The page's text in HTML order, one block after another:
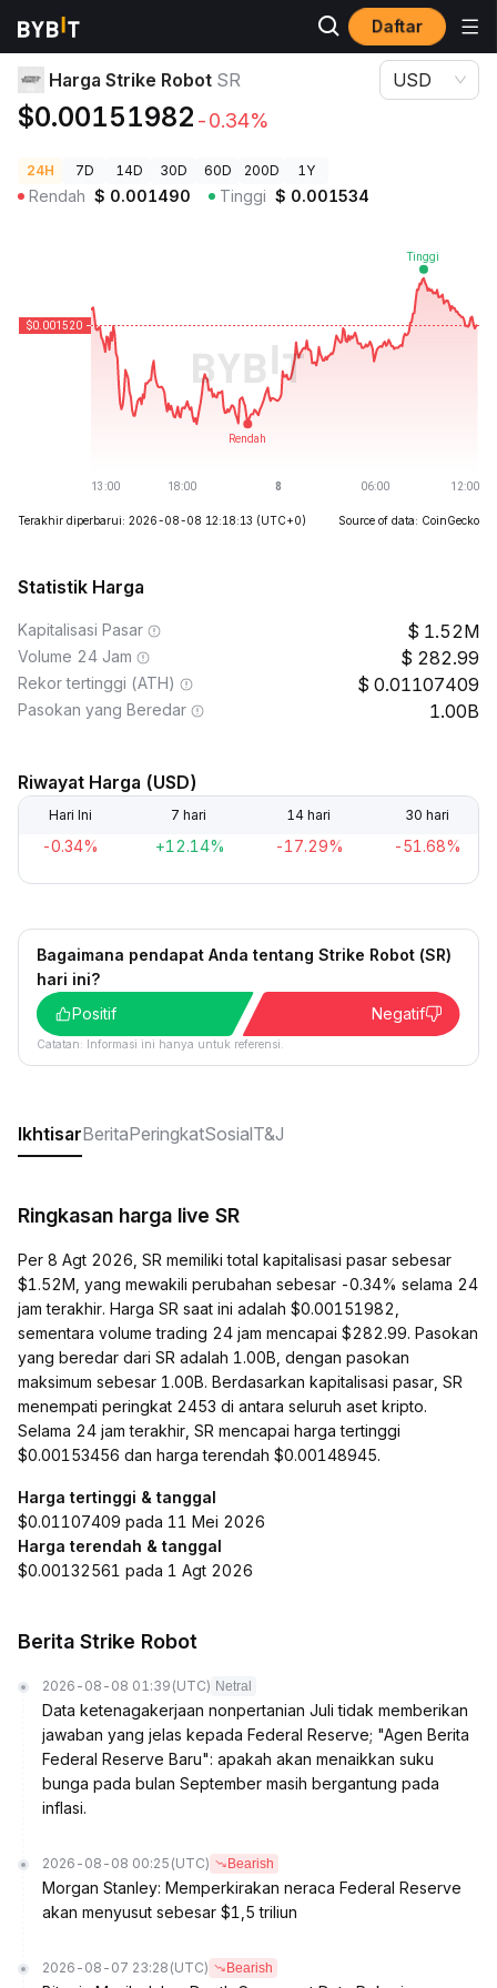
Daftar
Harga Kripto
Harga Strike Robot SR
$0.00151982 -0.34%
USD
24H 7D 14D 30D 60D 200D 1Y
Rendah $ 0.001490 Tinggi $ 0.001534
Terakhir diperbarui: 2026-08-08 12:18:13 (UTC+0) Source of data: CoinGecko
Statistik Harga
Kapitalisasi Pasar 1.52M
Volume 24 Jam 282.99
Rekor tertinggi (ATH) 0.01107409
Pasokan yang Beredar 1.00B
Riwayat Harga (USD)
Hari Ini 7 hari 14 hari 30 hari
-0.34% +12.14% -17.29% -51.68%
Bagaimana pendapat Anda tentang Strike Robot (SR)
hari ini?
Positif
Negatif
Catatan: Informasi ini hanya untuk referensi.
IkhtisarBeritaPeringkatSosialT&J
Ringkasan harga live SR
Per 8 Agt 2026, SR memiliki total kapitalisasi pasar sebesar
$1.52M, yang mewakili perubahan sebesar -0.34% selama 24
jam terakhir. Harga SR saat ini adalah $0.00151982,
sementara volume trading 24 jam mencapai $282.99. Pasokan
yang beredar dari SR adalah 1.00B, dengan pasokan
maksimum sebesar 1.00B. Berdasarkan kapitalisasi pasar, SR
menempati peringkat 2453 di antara seluruh aset kripto.
Selama 24 jam terakhir, SR mencapai harga tertinggi
$0.00153456 dan harga terendah $0.00148945.
Harga tertinggi & tanggal
$0.01107409 pada 11 Mei 2026
Harga terendah & tanggal
$0.00132561 pada 1 Agt 2026
Berita Strike Robot
2026-08-08 01:39 (UTC) Netral
Data ketenagakerjaan nonpertanian Juli tidak memberikan
jawaban yang jelas kepada Federal Reserve; "Agen Berita
Federal Reserve Baru": apakah akan menaikkan suku
bunga pada bulan September masih bergantung pada
inflasi.
2026-08-08 00:25 (UTC) Bearish
Morgan Stanley: Memperkirakan neraca Federal Reserve
akan menyusut sebesar $1,5 triliun
2026-08-07 23:28 (UTC) Bearish